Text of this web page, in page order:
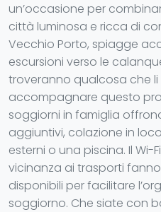
un’occasione per
città luminosa e ricca di
Vecchio Porto, spiagge
escursioni verso le
troveranno qualcosa che li
accompagnare questo
soggiorni in famiglia
aggiuntivi, colazione in
esterni o una piscina. Il Wi-
vicinanza ai trasporti
disponibili per facilitare
soggiorno. Che siate con